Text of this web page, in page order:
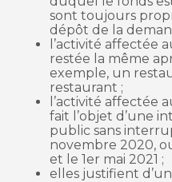
sont toujours
dépôt de la
l’activité affectée
restée la même
exemple, un
restaurant ;
l’activité affectée
fait l’objet d’une
public sans
novembre 2020,
et le 1er mai 2021 ;
elles justifient d’un